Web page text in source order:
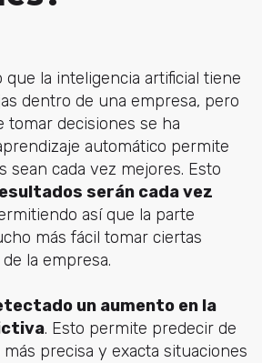
que la inteligencia artificial tiene
dentro de una empresa, pero
tomar decisiones se ha
automático permite
sean cada vez mejores. Esto
serán cada vez
así que la parte
más fácil tomar ciertas
la empresa.
un aumento en la
. Esto permite predecir de
precisa y exacta situaciones